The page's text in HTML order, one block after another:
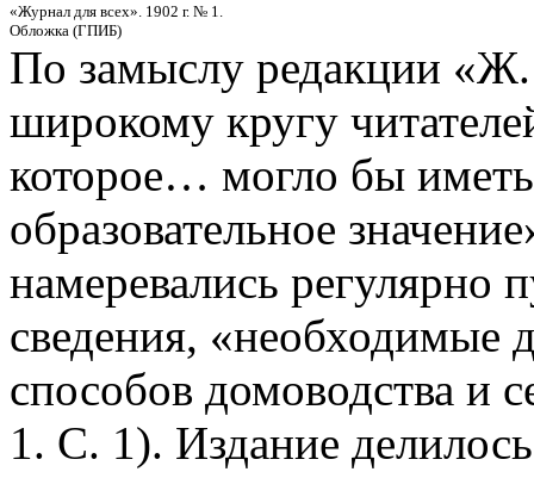
«Журнал для всех». 1902 г. № 1.
Обложка (ГПИБ)
По замыслу редакции
широкому кругу
которое… могло бы
образовательное
намеревались регулярно
сведения,
способов домоводства и
1. С. 1). Издание